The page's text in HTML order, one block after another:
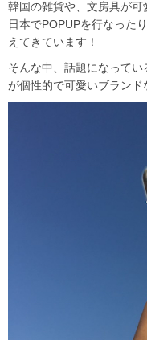
韓国の雑貨や、文房具が
日本でPOPUPを行なった
えてきています！
そんな中、話題になってい
が個性的で可愛いブラン